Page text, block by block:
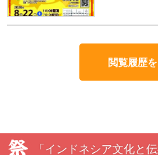
閲覧履歴
「インドネシア文化と